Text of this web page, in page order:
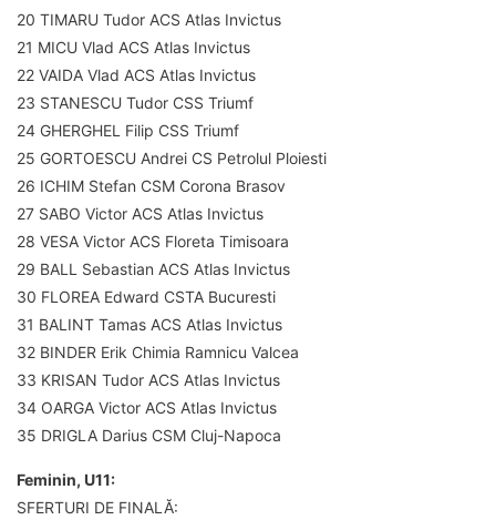
20 TIMARU Tudor ACS Atlas Invictus
21 MICU Vlad ACS Atlas Invictus
22 VAIDA Vlad ACS Atlas Invictus
23 STANESCU Tudor CSS Triumf
24 GHERGHEL Filip CSS Triumf
25 GORTOESCU Andrei CS Petrolul Ploiesti
26 ICHIM Stefan CSM Corona Brasov
27 SABO Victor ACS Atlas Invictus
28 VESA Victor ACS Floreta Timisoara
29 BALL Sebastian ACS Atlas Invictus
30 FLOREA Edward CSTA Bucuresti
31 BALINT Tamas ACS Atlas Invictus
32 BINDER Erik Chimia Ramnicu Valcea
33 KRISAN Tudor ACS Atlas Invictus
34 OARGA Victor ACS Atlas Invictus
35 DRIGLA Darius CSM Cluj-Napoca
Feminin, U11:
SFERTURI DE FINALĂ: